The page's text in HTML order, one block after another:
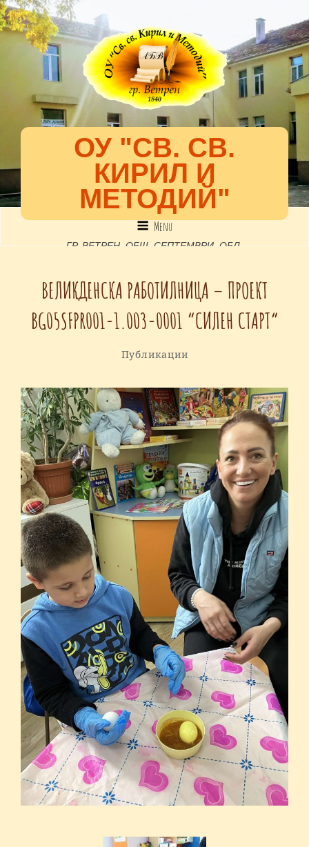
ОУ "СВ. СВ.
КИРИЛ И
МЕТОДИЙ"
ГР. ВЕТРЕН, ОБЩ. СЕПТЕМВРИ, ОБЛ.
1301891@EDU.MON.BG
Menu
ВЕЛИКДЕНСКА РАБОТИЛНИЦА – ПРОЕКТ
BG05SFPR001-1.003-0001 “СИЛЕН СТАРТ“
Публикации